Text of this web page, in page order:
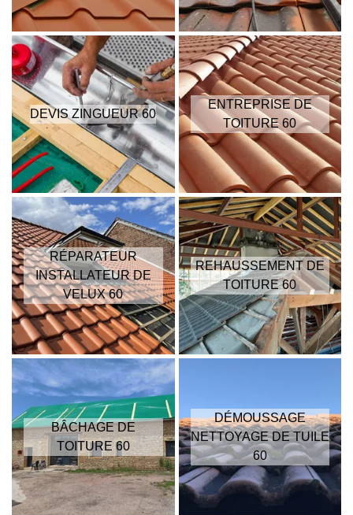
DEVIS ZINGUEUR 60
ENTREPRISE DE
TOITURE 60
RÉPARATEUR
INSTALLATEUR DE
VELUX 60
REHAUSSEMENT DE
TOITURE 60
BÂCHAGE DE
TOITURE 60
DÉMOUSSAGE
NETTOYAGE DE TUILE
60